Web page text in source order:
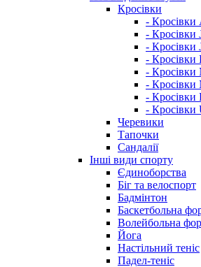
Кросівки
- Кросівки
- Кросівки
- Кросівки
- Кросівки
- Кросівки
- Кросівки
- Кросівки
- Кросівки
Черевики
Тапочки
Сандалії
Інші види спорту
Єдиноборства
Біг та велоспорт
Бадмінтон
Баскетбольна
Волейбольна
Йога
Настільний теніс
Падел-теніс